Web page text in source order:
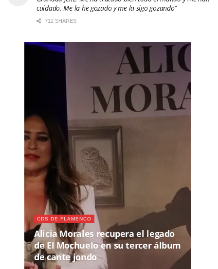
cuidado. Me la he gozado y me la sigo gozando”
712 SHARES
CDS DE FLAMENCO
Alicia Morales recupera el legado
de El Mochuelo en su tercer álbum
de cante jondo